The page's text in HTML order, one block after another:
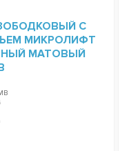
С
МИКРОЛИФТ
МАТОВЫЙ